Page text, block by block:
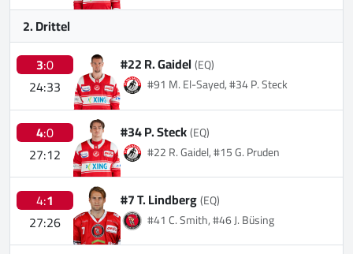
2. Drittel
3:0
24:33
#22 R. Gaidel(EQ)
#91 M. El-Sayed, #34 P. Steck
4:0
27:12
#34 P. Steck(EQ)
#22 R. Gaidel, #15 G. Pruden
4:1
27:26
#7 T. Lindberg(EQ)
#41 C. Smith, #46 J. Büsing